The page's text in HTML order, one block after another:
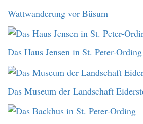
Wattwanderung vor Büsum
Das Haus Jensen in St. Peter-Ording
Das Museum der Landschaft